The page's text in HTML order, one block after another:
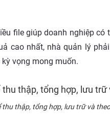
file giúp doanh nghiệp
cao nhất, nhà quản lý
vọng mong muốn.
thập, tổng hợp, lưu trữ và